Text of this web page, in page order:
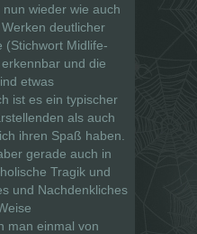
wieder wie auch
deutlicher
(Stichwort Midlife-
und die
etwas
ist es ein typischer
als auch
ihren Spaß haben.
gerade auch in
Tragik und
und Nachdenkliches
man einmal von